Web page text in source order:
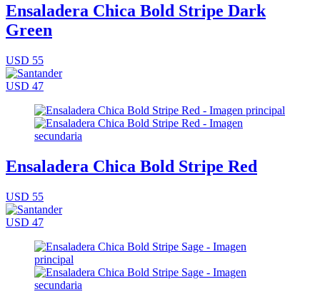
Ensaladera Chica Bold Stripe Dark
Green
USD 55
USD 47
Ensaladera Chica Bold Stripe Red
USD 55
USD 47